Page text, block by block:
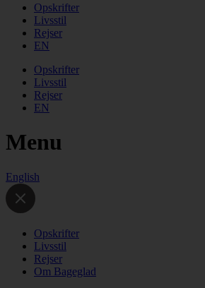
Opskrifter
Livsstil
Rejser
EN
Opskrifter
Livsstil
Rejser
EN
Menu
English
Opskrifter
Livsstil
Rejser
Om Bageglad